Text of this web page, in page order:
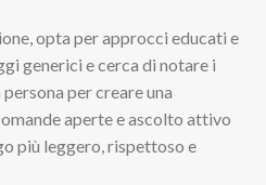
opta per approcci educati e
generici e cerca di notare i
per creare una
aperte e ascolto attivo
più leggero, rispettoso e